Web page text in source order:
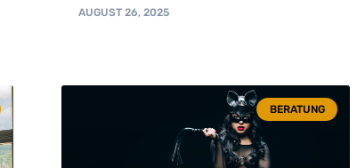
AUGUST 26, 2025
BERATUNG